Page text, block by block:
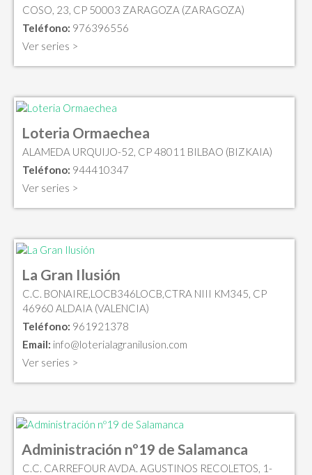
COSO, 23, CP 50003 ZARAGOZA (ZARAGOZA)
Teléfono: 976396556
Ver series >
Loteria Ormaechea
ALAMEDA URQUIJO-52, CP 48011 BILBAO (BIZKAIA)
Teléfono: 944410347
Ver series >
La Gran Ilusión
C.C. BONAIRE,LOCB346LOCB,CTRA NIII KM345, CP
46960 ALDAIA (VALENCIA)
Teléfono: 961921378
Email: info@loterialagranilusion.com
Ver series >
Administración nº19 de Salamanca
C.C. CARREFOUR AVDA. AGUSTINOS RECOLETOS, 1-